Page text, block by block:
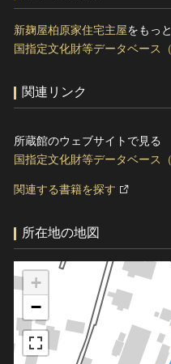
新麹屋柏原家住宅主屋をもっ
国指定文化財等データベース
関連リンク
所蔵館のウェブサイトで見る
国指定文化財等データベース
関連する書籍を探す
所在地の地図
+
−